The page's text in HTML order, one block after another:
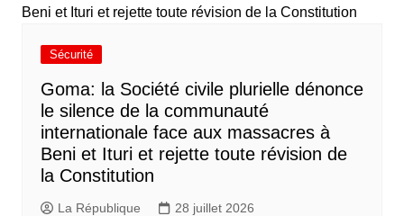
Sécurité
Goma: la Société civile plurielle dénonce
le silence de la communauté
internationale face aux massacres à
Beni et Ituri et rejette toute révision de
la Constitution
La République 28 juillet 2026